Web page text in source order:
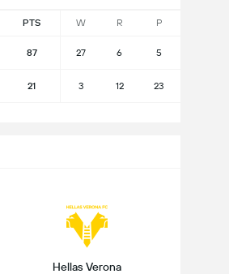
PTS W R P
87 27 6 5
21 3 12 23
Hellas Verona